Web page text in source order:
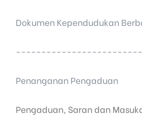
Dokumen Kependudukan
Penanganan Pengaduan
Pengaduan, Saran dan